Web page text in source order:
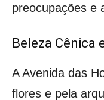
preocupações e
Beleza Cênica
A Avenida das
flores e pela